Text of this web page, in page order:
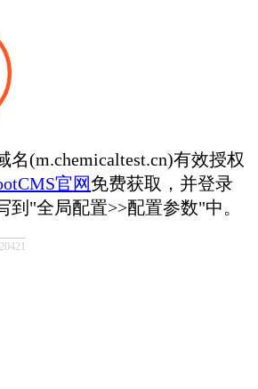
名(m.chemicaltest.cn)有效授权
官网免费获取，并登录
到"全局配置>>配置参数"中。